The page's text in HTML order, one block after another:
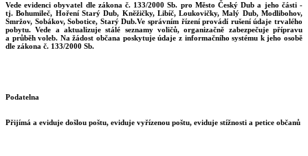
Vede evidenci obyvatel dle zákona č. 133/2000 Sb. pro Město Český Dub a jeho části -
tj. Bohumileč, Hoření Starý Dub, Kněžičky, Libíč, Loukovičky, Malý Dub, Modlibohov,
Smržov, Sobákov, Sobotice, Starý Dub.Ve správním řízení provádí rušení údaje trvalého
pobytu. Vede a aktualizuje stálé seznamy voličů, organizačně zabezpečuje přípravu
a průběh voleb. Na žádost občana poskytuje údaje z informačního systému k jeho osobě
dle zákona č. 133/2000 Sb.
Podatelna
Přijímá a eviduje došlou poštu, eviduje vyřízenou poštu, eviduje stížnosti a petice občanů